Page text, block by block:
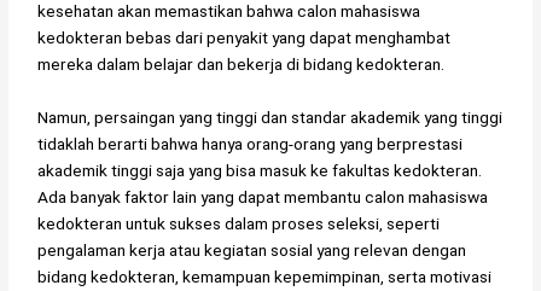
kesehatan akan memastikan bahwa calon mahasiswa
kedokteran bebas dari penyakit yang dapat menghambat
mereka dalam belajar dan bekerja di bidang kedokteran.
Namun, persaingan yang tinggi dan standar akademik yang tinggi
tidaklah berarti bahwa hanya orang-orang yang berprestasi
akademik tinggi saja yang bisa masuk ke fakultas kedokteran.
Ada banyak faktor lain yang dapat membantu calon mahasiswa
kedokteran untuk sukses dalam proses seleksi, seperti
pengalaman kerja atau kegiatan sosial yang relevan dengan
bidang kedokteran, kemampuan kepemimpinan, serta motivasi